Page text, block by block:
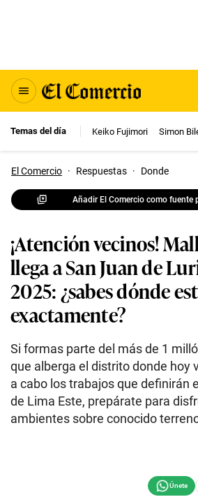
Temas del día Keiko Fujimori Simon
El Comercio · Respuestas · Donde
Añadir El Comercio como fuente
¡Atención vecinos!
llega a San Juan de
2025: ¿sabes dónde
exactamente?
Si formas parte del más de 1
que alberga el distrito donde hoy
a cabo los trabajos que definirán
de Lima Este, prepárate para
ambientes sobre conocido